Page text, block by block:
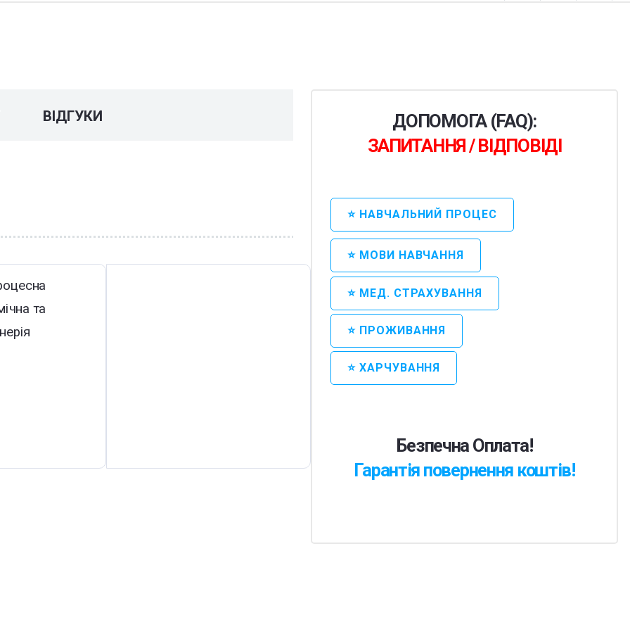
ВІДГУКИ
ДОПОМОГА (FAQ):
ЗАПИТАННЯ / ВІДПОВІДІ
⭐ НАВЧАЛЬНИЙ ПРОЦЕС
⭐ МОВИ НАВЧАННЯ
⭐ МЕД. СТРАХУВАННЯ
⭐ ПРОЖИВАННЯ
⭐ ХАРЧУВАННЯ
Безпечна Оплата!
Гарантія повернення коштів!